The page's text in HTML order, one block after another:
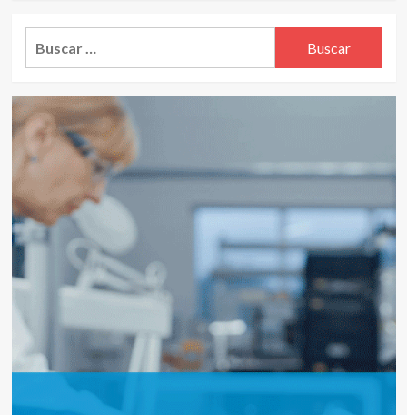
22
plataformas
inscribieron
en
registro
para
emisión
de
receta
electrónica